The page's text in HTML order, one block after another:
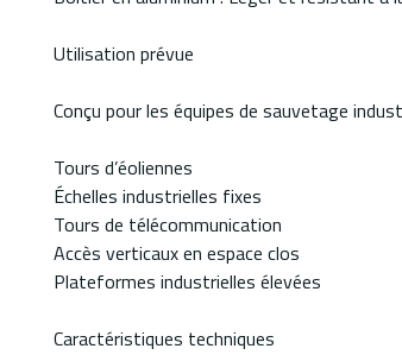
Utilisation prévue
Conçu pour les équipes de sauvetage
Tours d’éoliennes
Échelles industrielles fixes
Tours de télécommunication
Accès verticaux en espace clos
Plateformes industrielles élevées
Caractéristiques techniques